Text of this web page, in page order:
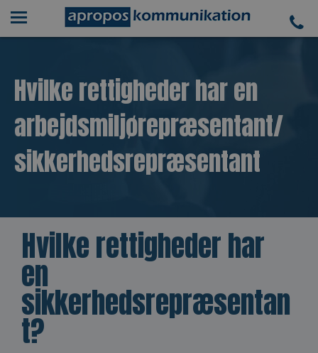
Hvilke rettigheder har en
arbejdsmiljørepræsentant/
sikkerhedsrepræsentant
Hvilke rettigheder har
en
sikkerhedsrepræsentan
t?